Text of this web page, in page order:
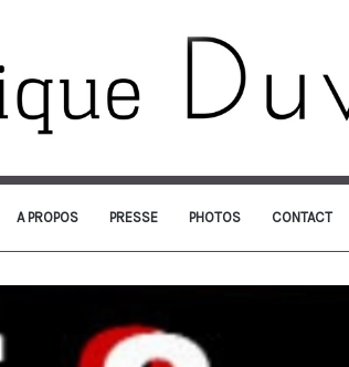
A PROPOS PRESSE PHOTOS CONTACT